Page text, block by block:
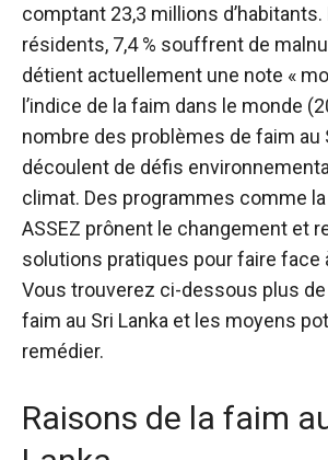
comptant 23,3 millions
résidents, 7,4 % souffrent de
détient actuellement une note «
l’indice de la faim dans le monde
nombre des problèmes de faim au
découlent de défis
climat. Des programmes comme
ASSEZ prônent le changement et
solutions pratiques pour faire face
Vous trouverez ci-dessous plus
faim au Sri Lanka et les moyens
remédier.
Raisons de la faim